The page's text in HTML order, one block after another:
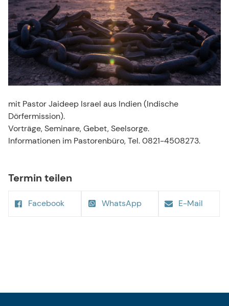
mit Pastor Jaideep Israel aus Indien (Indische
Dörfermission).
Vorträge, Seminare, Gebet, Seelsorge.
Informationen im Pastorenbüro, Tel. 0821-4508273.
Termin teilen
Facebook WhatsApp E-Mail